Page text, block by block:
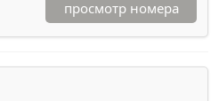
просмотр номера